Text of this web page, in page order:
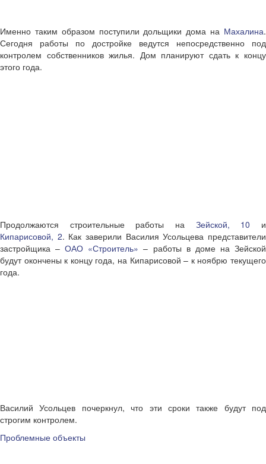
Именно таким образом поступили дольщики дома на Махалина.
Сегодня работы по достройке ведутся непосредственно под
контролем собственников жилья. Дом планируют сдать к концу
этого года.
Продолжаются строительные работы на Зейской, 10 и
Кипарисовой, 2. Как заверили Василия Усольцева представители
застройщика –ОАО «Строитель» – работы в доме на Зейской
будут окончены к концу года, на Кипарисовой – к ноябрю текущего
года.
Василий Усольцев почеркнул, что эти сроки также будут под
строгим контролем.
Проблемные объекты